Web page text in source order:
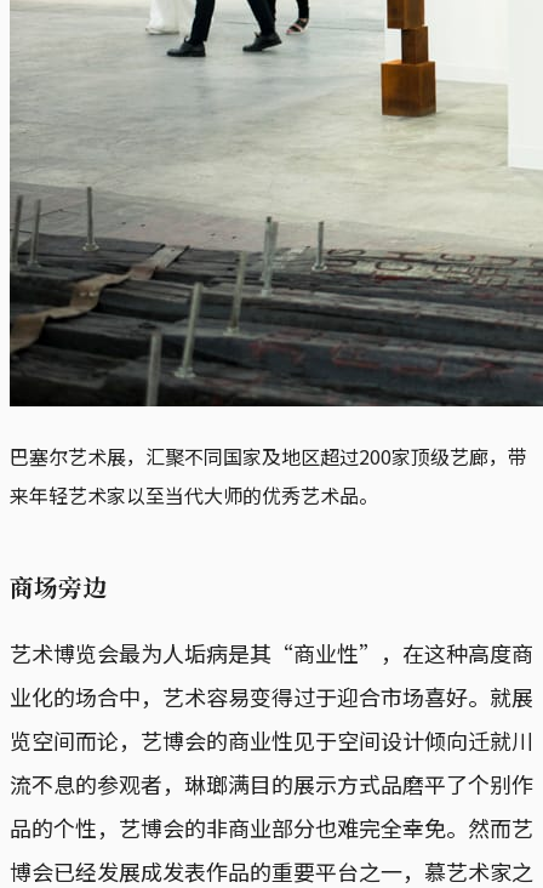
巴塞尔艺术展，汇聚不同国家及地区超过200家顶级艺廊，带
来年轻艺术家以至当代大师的优秀艺术品。
商场旁边
艺术博览会最为人垢病是其“商业性”，在这种高度商
业化的场合中，艺术容易变得过于迎合市场喜好。就展
览空间而论，艺博会的商业性见于空间设计倾向迁就川
流不息的参观者，琳瑯满目的展示方式品磨平了个别作
品的个性，艺博会的非商业部分也难完全幸免。然而艺
博会已经发展成发表作品的重要平台之一，慕艺术家之